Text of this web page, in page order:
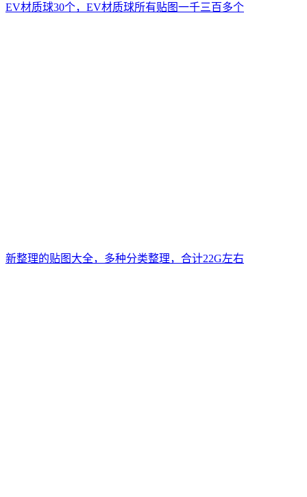
EV材质球30个，EV材质球所有贴图一千三百多个
新整理的贴图大全，多种分类整理，合计22G左右